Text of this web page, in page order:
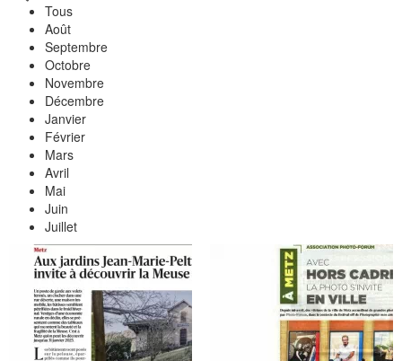
Tous
Août
Septembre
Octobre
Novembre
Décembre
Janvier
Février
Mars
Avril
Mai
Juin
Juillet